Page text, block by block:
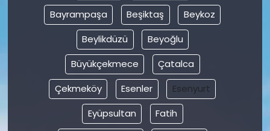
Bayrampaşa
Beşiktaş
Beykoz
Beylikdüzü
Beyoğlu
Büyükçekmece
Çatalca
Çekmeköy
Esenler
Esenyurt
Eyüpsultan
Fatih